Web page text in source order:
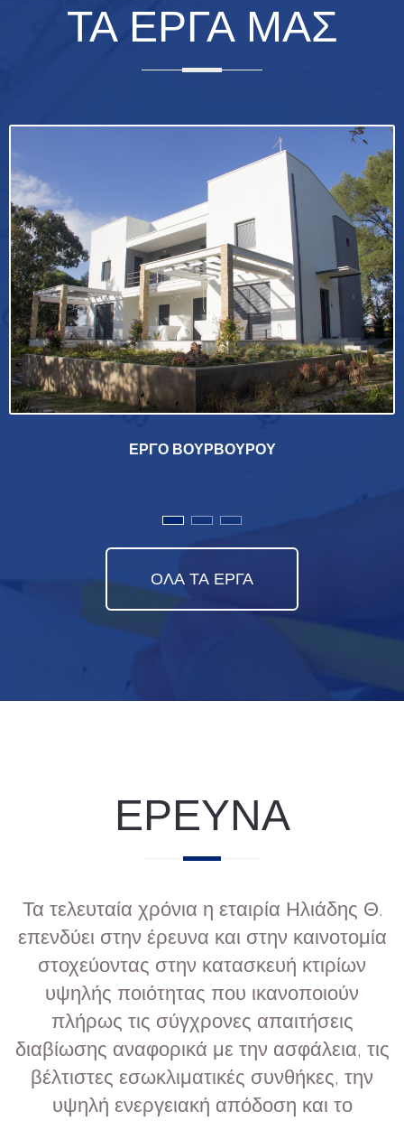
ΤΑ ΈΡΓΑ ΜΑΣ
ΕΡΓΟ ΒΟΥΡΒΟΥΡΟΥ
ΟΛΑ ΤΑ ΕΡΓΑ
ΕΡΕΥΝΑ
Τα τελευταία χρόνια η εταιρία Ηλιάδης Θ.
επενδύει στην έρευνα και στην καινοτομία
στοχεύοντας στην κατασκευή κτιρίων
υψηλής ποιότητας που ικανοποιούν
πλήρως τις σύγχρονες απαιτήσεις
διαβίωσης αναφορικά με την ασφάλεια, τις
βέλτιστες εσωκλιματικές συνθήκες, την
υψηλή ενεργειακή απόδοση και το